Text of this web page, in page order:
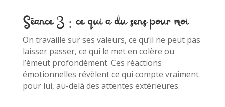
Séance 3 : ce qui a du sens pour moi
On travaille sur ses valeurs, ce qu’il ne peut pas
laisser passer, ce qui le met en colère ou
l’émeut profondément. Ces réactions
émotionnelles révèlent ce qui compte vraiment
pour lui, au-delà des attentes extérieures.